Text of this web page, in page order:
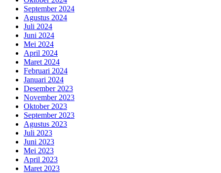
September 2024
Agustus 2024
Juli 2024
Juni 2024
Mei 2024
April 2024
Maret 2024
Februari 2024
Januari 2024
Desember 2023
November 2023
Oktober 2023
September 2023
Agustus 2023
Juli 2023
Juni 2023
Mei 2023
April 2023
Maret 2023